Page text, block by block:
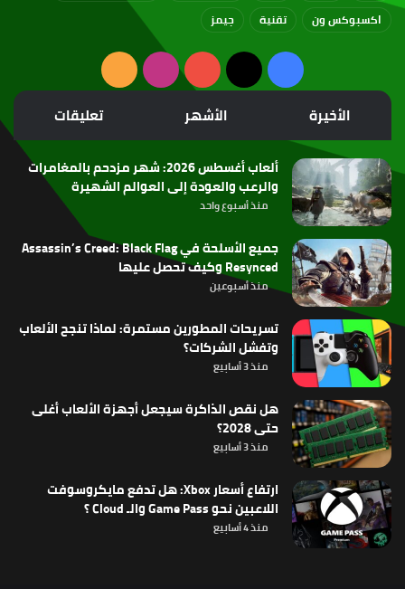
اكسبوكس ون
تقنية جيمز
فيسبوك
‫X
‫YouTubeانستقرامملخص
الموقع
RSS
الأخيرة الأشهر تعليقات
ألعاب أغسطس 2026: شهر مزدحم بالمغامرات
والرعب والعودة إلى العوالم الشهيرة
منذ أسبوع واحد
جميع الأسلحة في Assassin’s Creed: Black Flag
Resynced وكيف تحصل عليها
منذ أسبوعين
تسريحات المطورين مستمرة: لماذا تنجح الألعاب
وتفشل الشركات؟
منذ 3 أسابيع
هل نقص الذاكرة سيجعل أجهزة الألعاب أغلى
حتى 2028؟
منذ 3 أسابيع
ارتفاع أسعار Xbox: هل تدفع مايكروسوفت
اللاعبين نحو Game Pass والـ Cloud ؟
منذ 4 أسابيع